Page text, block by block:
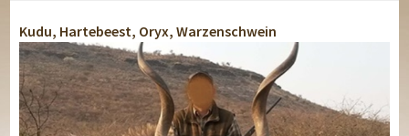
Kudu, Hartebeest, Oryx, Warzenschwein